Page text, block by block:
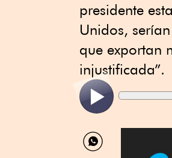
presidente
Unidos,
que exportan
injustificada”.
Compartir
por